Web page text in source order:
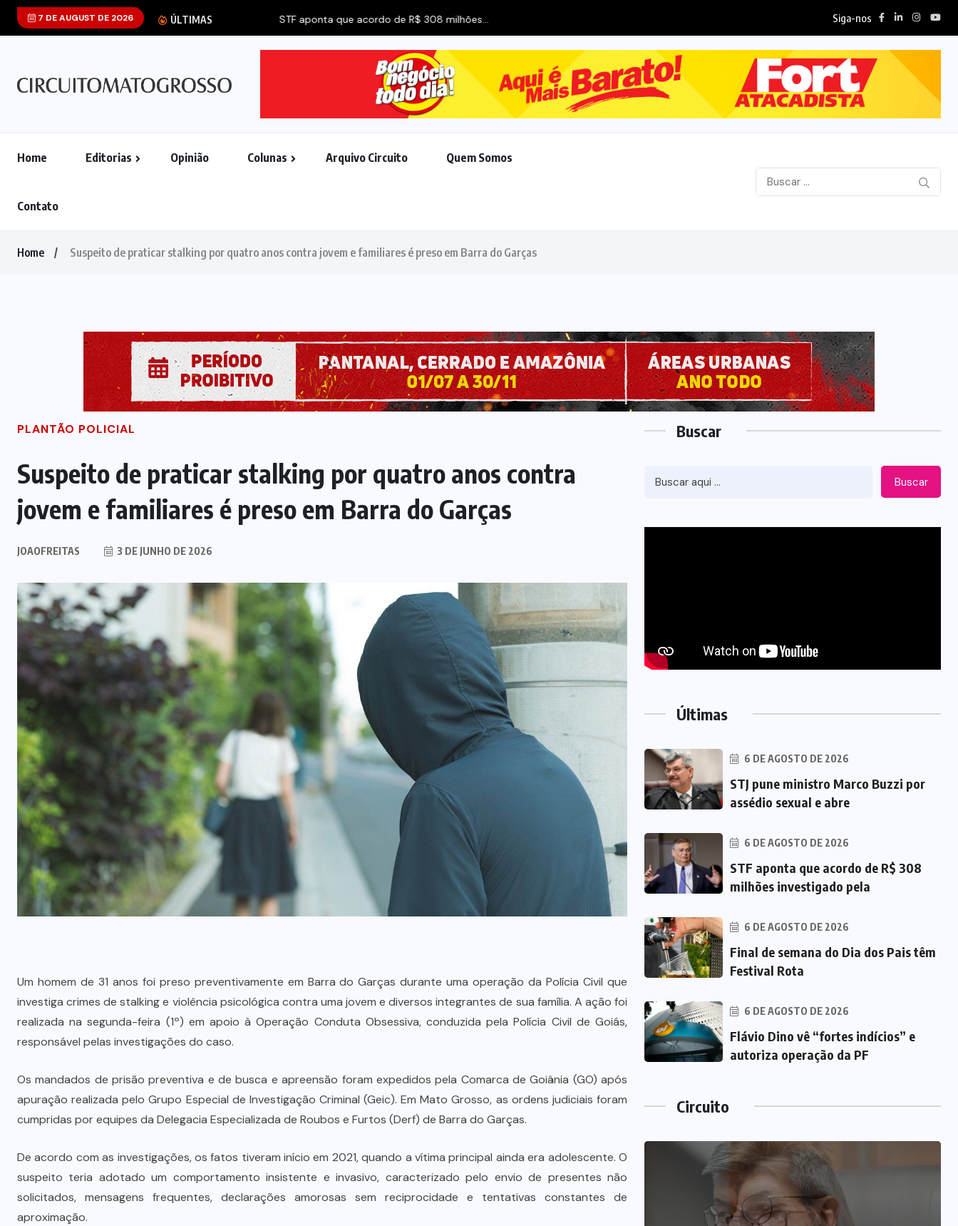
7 DE AUGUST DE 2026 ÚLTIMAS STF aponta que acordo de R$ 308 milhões... Siga-nos
Home Editorias Opinião Colunas Arquivo Circuito Quem Somos
Contato
Home Suspeito de praticar stalking por quatro anos contra jovem e familiares é preso em Barra do Garças
PLANTÃO POLICIAL
Suspeito de praticar stalking por quatro anos contra
jovem e familiares é preso em Barra do Garças
JOAOFREITAS 3 DE JUNHO DE 2026
Um homem de 31 anos foi preso preventivamente em Barra do Garças durante uma operação da Polícia Civil que
investiga crimes de stalking e violência psicológica contra uma jovem e diversos integrantes de sua família. A ação foi
realizada na segunda-feira (1º) em apoio à Operação Conduta Obsessiva, conduzida pela Polícia Civil de Goiás,
responsável pelas investigações do caso.
Os mandados de prisão preventiva e de busca e apreensão foram expedidos pela Comarca de Goiânia (GO) após
apuração realizada pelo Grupo Especial de Investigação Criminal (Geic). Em Mato Grosso, as ordens judiciais foram
cumpridas por equipes da Delegacia Especializada de Roubos e Furtos (Derf) de Barra do Garças.
De acordo com as investigações, os fatos tiveram início em 2021, quando a vítima principal ainda era adolescente. O
suspeito teria adotado um comportamento insistente e invasivo, caracterizado pelo envio de presentes não
solicitados, mensagens frequentes, declarações amorosas sem reciprocidade e tentativas constantes de
aproximação.
Buscar
Buscar
Últimas
6 DE AGOSTO DE 2026
STJ pune ministro Marco Buzzi por
assédio sexual e abre
6 DE AGOSTO DE 2026
STF aponta que acordo de R$ 308
milhões investigado pela
6 DE AGOSTO DE 2026
Final de semana do Dia dos Pais têm
Festival Rota
6 DE AGOSTO DE 2026
Flávio Dino vê “fortes indícios” e
autoriza operação da PF
Circuito